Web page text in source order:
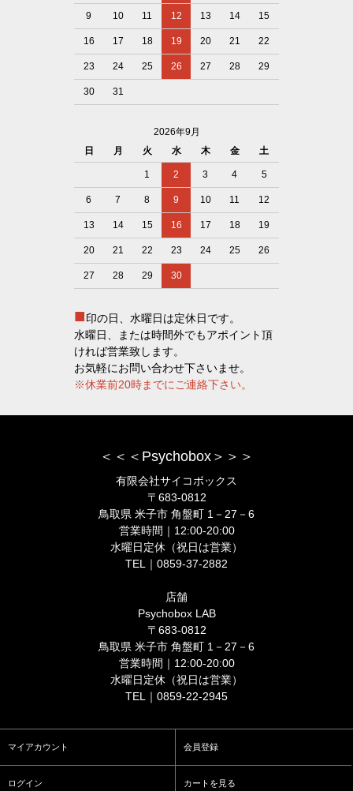
9 10 11 12 13 14 15
16 17 18 19 20 21 22
23 24 25 26 27 28 29
30 31
2026年9月
日
月 火 水 木 金 土
1 2 3 4 5
6 7 8 9 10 11 12
13 14 15 16 17 18 19
20 21 22 23 24 25 26
27 28 29 30
■印の日、水曜日は定休日です。
水曜日、または時間外でもアポイント頂
ければ営業致します。
お気軽にお問い合わせ下さいませ。
※休業前20時までにご連絡下さい。
＜＜＜Psychobox＞＞＞
有限会社サイコボックス
〒683-0812
鳥取県 米子市 角盤町 1－27－6
営業時間｜12:00-20:00
水曜日定休（祝日は営業）
TEL｜0859-37-2882
店舗
Psychobox LAB
〒683-0812
鳥取県 米子市 角盤町 1－27－6
営業時間｜12:00-20:00
水曜日定休（祝日は営業）
TEL｜0859-22-2945
マイアカウント 会員登録
ログイン カートを見る